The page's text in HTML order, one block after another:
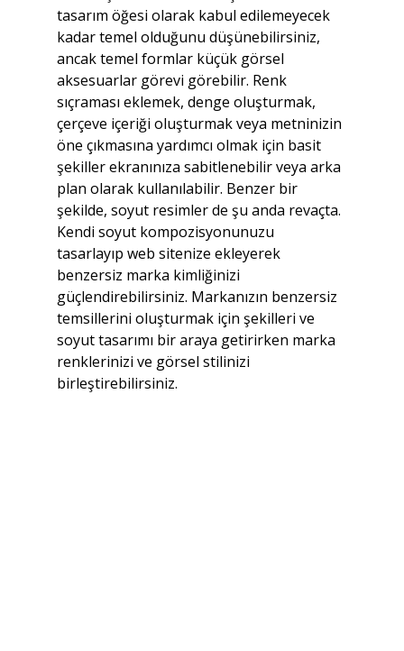
tasarım öğesi olarak kabul edilemeyecek
kadar temel olduğunu düşünebilirsiniz,
ancak temel formlar küçük görsel
aksesuarlar görevi görebilir. Renk
sıçraması eklemek, denge oluşturmak,
çerçeve içeriği oluşturmak veya metninizin
öne çıkmasına yardımcı olmak için basit
şekiller ekranınıza sabitlenebilir veya arka
plan olarak kullanılabilir. Benzer bir
şekilde, soyut resimler de şu anda revaçta.
Kendi soyut kompozisyonunuzu
tasarlayıp web sitenize ekleyerek
benzersiz marka kimliğinizi
güçlendirebilirsiniz. Markanızın benzersiz
temsillerini oluşturmak için şekilleri ve
soyut tasarımı bir araya getirirken marka
renklerinizi ve görsel stilinizi
birleştirebilirsiniz.